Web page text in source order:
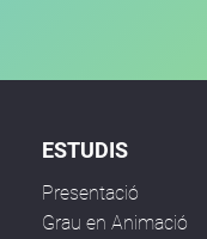
ESTUDIS
Presentació
Grau en Animació